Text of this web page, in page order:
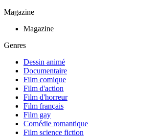
Magazine
Magazine
Genres
Dessin animé
Documentaire
Film comique
Film d'action
Film d'horreur
Film français
Film gay
Comédie romantique
Film science fiction